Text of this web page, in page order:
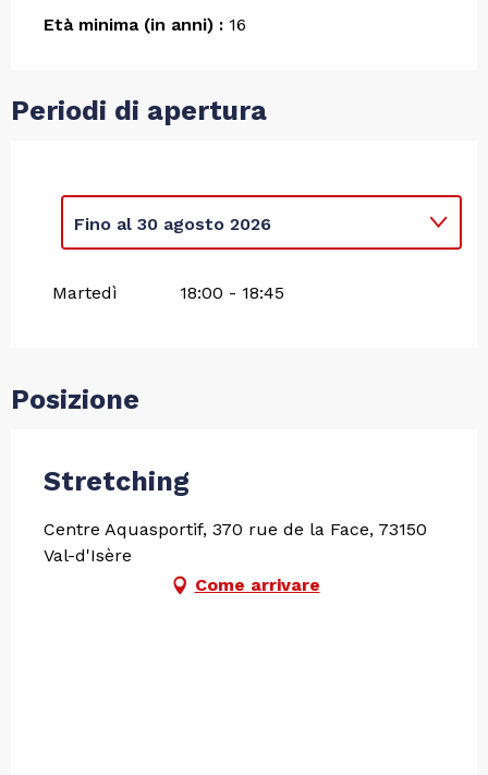
Età minima (in anni) : 16
Periodi di apertura
Fino al 30 agosto 2026
Martedì 18:00 - 18:45
Posizione
Stretching
Centre Aquasportif, 370 rue de la Face, 73150
Val-d'Isère
Come arrivare